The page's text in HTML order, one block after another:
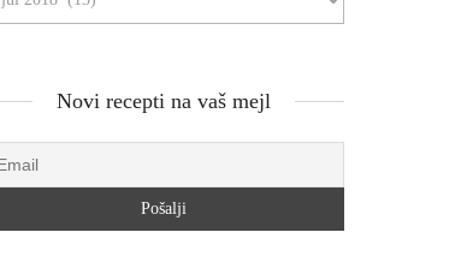
Novi recepti na vaš mejl